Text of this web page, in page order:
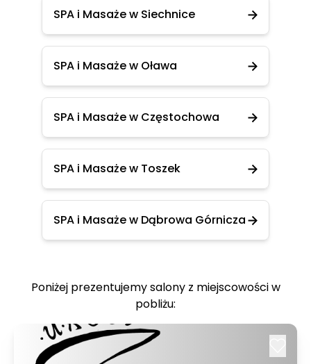
SPA i Masaże w Siechnice
SPA i Masaże w Oława
SPA i Masaże w Częstochowa
SPA i Masaże w Toszek
SPA i Masaże w Dąbrowa Górnicza
Poniżej prezentujemy salony z miejscowości w
pobliżu: